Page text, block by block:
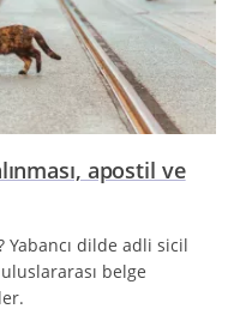
apostil ve
Yabancı dilde adli sicil
belge